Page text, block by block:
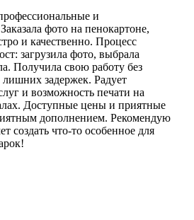
и
фото на пенокартоне,
и качественно. Процесс
загрузила фото, выбрала
Получила свою работу без
задержек. Радует
и возможность печати на
Доступные цены и приятные
дополнением. Рекомендую
создать что-то особенное для